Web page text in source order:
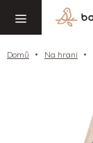
obsah
Domů Na hraní